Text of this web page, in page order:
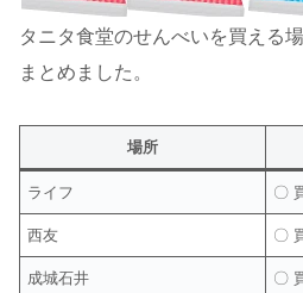
タニタ食堂のせんべいを買える
まとめました。
場所
ライフ 〇
西友 〇
成城石井 〇